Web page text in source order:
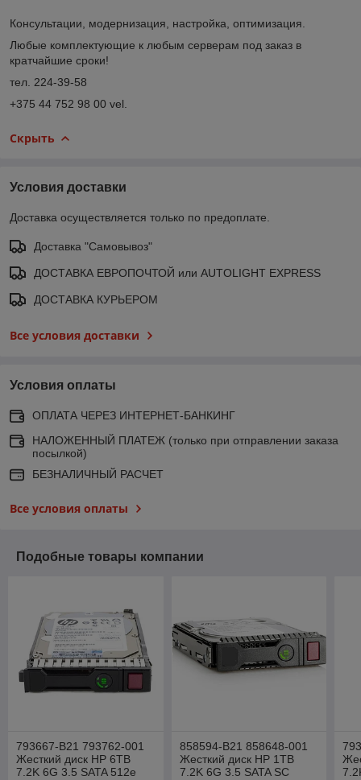
Консультации, модернизация, настройка, оптимизация.
Любые комплектующие к любым серверам под заказ в
кратчайшие сроки!
тел. 224-39-58
+375 44 752 98 00 vel.
Скрыть
Условия доставки
Доставка осуществляется только по предоплате.
Доставка "Самовывоз"
ДОСТАВКА ЕВРОПОЧТОЙ или AUTOLIGHT EXPRESS
ДОСТАВКА КУРЬЕРОМ
Все условия доставки
Условия оплаты
ОПЛАТА ЧЕРЕЗ ИНТЕРНЕТ-БАНКИНГ
НАЛОЖЕННЫЙ ПЛАТЕЖ (только при отправлении заказа
посылкой)
БЕЗНАЛИЧНЫЙ РАСЧЕТ
Все условия оплаты
Подобные товары компании
793667-B21 793762-001
Жесткий диск HP 6TB
7.2K 6G 3.5 SATA 512e
858594-B21 858648-001
Жесткий диск HP 1TB
7.2K 6G 3.5 SATA SC